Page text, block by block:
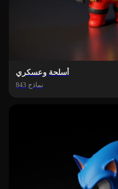
أسلحة وعسكري
843 نماذج